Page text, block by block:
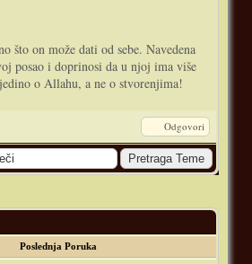
što on može dati od sebe. Navedena
posao i doprinosi da u njoj ima više
o Allahu, a ne o stvorenjima!
Odgovori
Poslednja Poruka